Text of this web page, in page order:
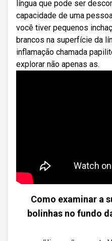
língua que pode ser
capacidade de uma
você tiver pequenos
brancos na superfície da
inflamação chamada
explorar não apenas as.
Como examinar a
bolinhas no fundo